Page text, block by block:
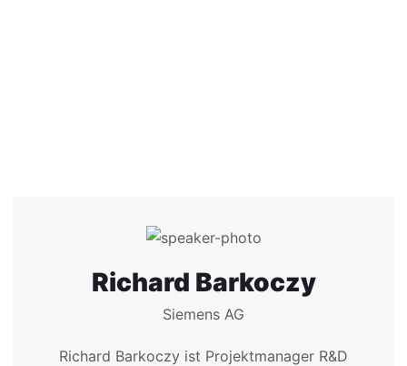
Richard Barkoczy
Siemens AG
Richard Barkoczy ist Projektmanager R&D